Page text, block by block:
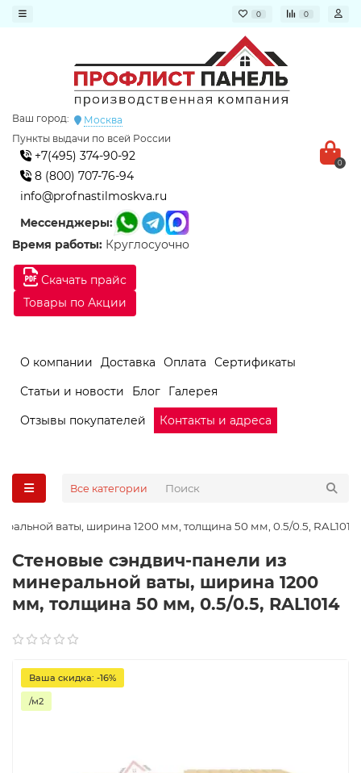
0 0
Скачать прайс
Товары по Акции
Ваш город:
Москва
Пункты выдачи по всей России
+7(495) 374-90-92
8 (800) 707-76-94
info@profnastilmoskva.ru
Мессенджеры:
Время работы: Круглосуочно
0
О компании Доставка Оплата
Сертификаты
Статьи и новости
Блог
Галерея
Отзывы покупателей
Контакты и адреса
Все категории
ваты, ширина 1200 мм, толщина 50 мм, 0.5/0.5, RAL1014
Стеновые сэндвич-панели из
минеральной ваты, ширина 1200
мм, толщина 50 мм, 0.5/0.5, RAL1014
Ваша скидка: -16%
/м2